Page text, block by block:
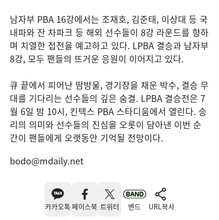
남자부 PBA 16강에서는 조재호, 김준태, 이상대 등 국
내파와 잔 차파크 등 해외 선수들이 8강 라운드를 향하
며 치열한 접전을 예고하고 있다. LPBA 결승과 남자부
8강, 모두 팬들의 뜨거운 응원이 이어지고 있다.
큐 끝에서 피어난 땀방울, 경기장을 채운 박수, 결승 무
대를 기다리는 선수들의 깊은 숨결. LPBA 결승전은 7
월 6일 밤 10시, 킨텍스 PBA 스타디움에서 열린다. 승
리의 의미와 선수들의 진심을 오롯이 담아낸 이번 순
간이 팬들에게 오랫동안 기억될 전망이다.
bodo@mdaily.net
카카오톡 페이스북 트위터 밴드 URL복사